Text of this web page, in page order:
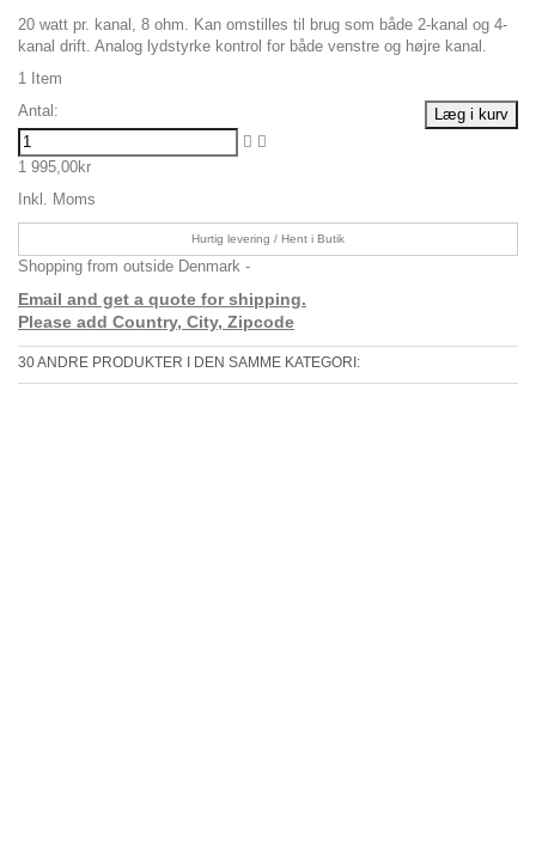
20 watt pr. kanal, 8 ohm. Kan omstilles til brug som både 2-kanal og 4-
kanal drift. Analog lydstyrke kontrol for både venstre og højre kanal.
1
Item
Læg i kurv
Antal:
1 995,00kr
Inkl. Moms
Hurtig levering / Hent i Butik
Shopping from outside Denmark -
Email and get a quote for shipping.
Please add Country, City, Zipcode
30 ANDRE PRODUKTER I DEN SAMME KATEGORI: